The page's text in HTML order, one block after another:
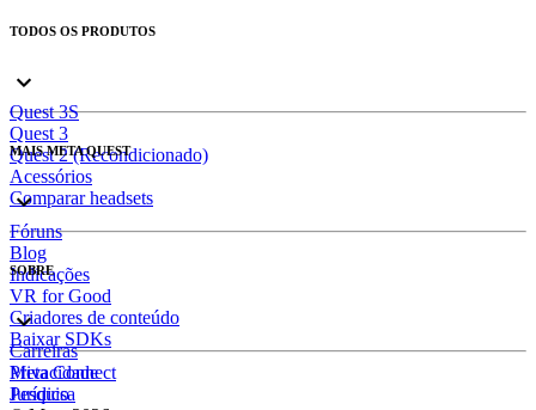
TODOS OS PRODUTOS
Quest 3S
Quest 3
Quest 2 (Recondicionado)
Acessórios
Comparar headsets
MAIS META QUEST
Fóruns
Blog
Indicações
VR for Good
Criadores de conteúdo
Baixar SDKs
SOBRE
Carreiras
Meta Connect
Pesquisa
Privacidade
Jurídico